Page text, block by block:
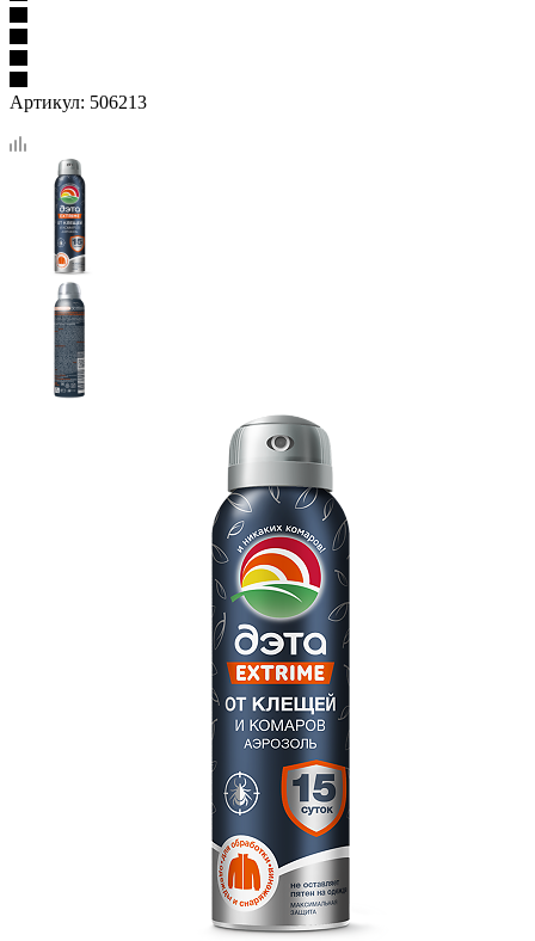
Артикул: 506213